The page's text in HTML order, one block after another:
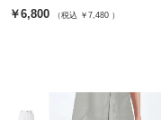
￥6,800 （税込 ￥7,480 ）